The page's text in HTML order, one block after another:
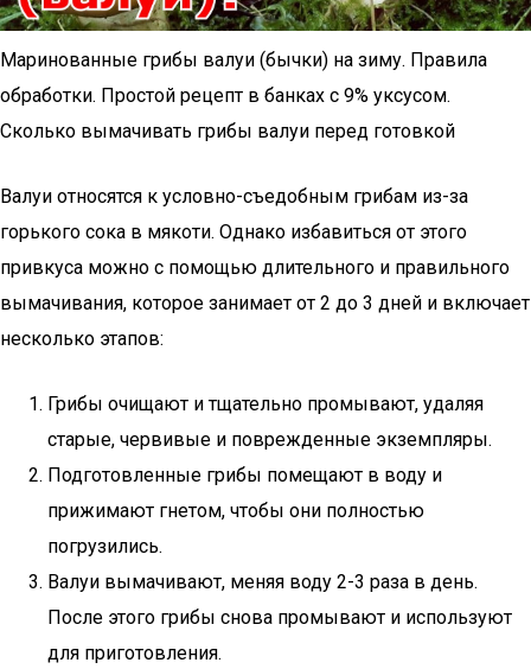
Маринованные грибы валуи (бычки) на зиму. Правила
обработки. Простой рецепт в банках с 9% уксусом.
Сколько вымачивать грибы валуи перед готовкой
Валуи относятся к условно-съедобным грибам из-за
горького сока в мякоти. Однако избавиться от этого
привкуса можно с помощью длительного и правильного
вымачивания, которое занимает от 2 до 3 дней и включает
несколько этапов:
Грибы очищают и тщательно промывают, удаляя
старые, червивые и поврежденные экземпляры.
Подготовленные грибы помещают в воду и
прижимают гнетом, чтобы они полностью
погрузились.
Валуи вымачивают, меняя воду 2-3 раза в день.
После этого грибы снова промывают и используют
для приготовления.